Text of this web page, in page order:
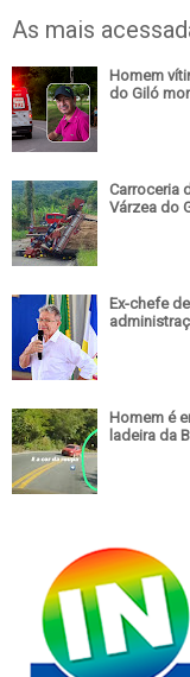
As mais
Homem
do Giló
Carroceria
Várzea do
Ex-chefe
Homem é
ladeira da